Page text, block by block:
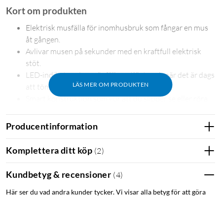
LÄS MER OM PRODUKTEN
Kort om produkten
Elektrisk musfälla för inomhusbruk som fångar en mus
åt gången.
Avlivar musen på sekunder med en kraftfull elektrisk
stöt.
LED-indikator visar när fällan utlösts och när det är dags
att tömma.
Smart konstruktion som gör att du slipper se eller röra
Enkel att beta, ladda och rengöra.
En uppsättning batterier räcker till cirka 100 avlivningar.
Godkänd av Naturvårdsverket för trygg och säker
skadedjurskontroll i hemmet.
Snabb och skonsam avlivning
Producentinformation
Komplettera ditt köp (2)
Kundbetyg & recensioner (4)
Här ser du vad andra kunder tycker. Vi visar alla betyg för att göra